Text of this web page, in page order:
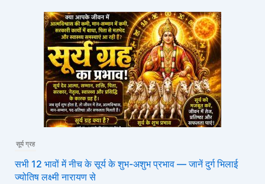
सूर्य ग्रह
सभी 12 भावों में नीच के सूर्य के शुभ-अशुभ प्रभाव — जानें दुर्ग भिलाई
ज्योतिष लक्ष्मी नारायण से